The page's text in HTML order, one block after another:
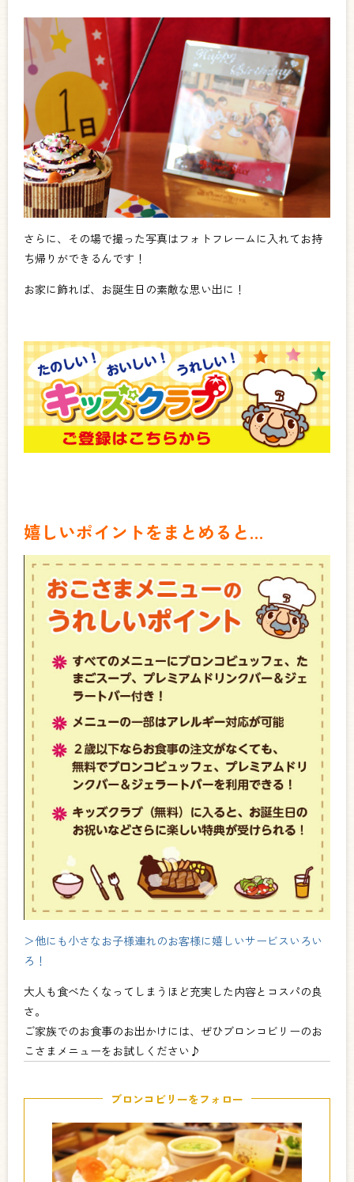
さらに、その場で撮った写真はフォトフレームに入れてお持
ち帰りができるんです！
お家に飾れば、お誕生日の素敵な思い出に！
嬉しいポイントをまとめると…
＞他にも小さなお子様連れのお客様に嬉しいサービスいろい
ろ！
大人も食べたくなってしまうほど充実した内容とコスパの良
さ。
ご家族でのお食事のお出かけには、ぜひブロンコビリーのお
こさまメニューをお試しください♪
ブロンコビリーをフォロー